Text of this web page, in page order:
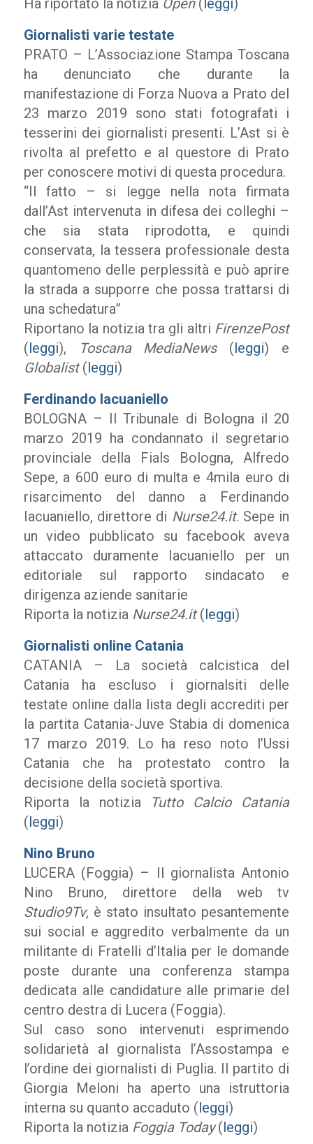
Ha riportato la notizia Open ( leggi)
Giornalisti varie testate
PRATO – L’Associazione Stampa Toscana
ha denunciato che durante la
manifestazione di Forza Nuova a Prato del
23 marzo 2019 sono stati fotografati i
tesserini dei giornalisti presenti. L’Ast si è
rivolta al prefetto e al questore di Prato
per conoscere motivi di questa procedura.
“Il fatto – si legge nella nota firmata
dall’Ast intervenuta in difesa dei colleghi –
che sia stata riprodotta, e quindi
conservata, la tessera professionale desta
quantomeno delle perplessità e può aprire
la strada a supporre che possa trattarsi di
una schedatura”
Riportano la notizia tra gli altri FirenzePost
(leggi), Toscana MediaNews(leggi) e
Globalist(leggi)
Ferdinando Iacuaniello
BOLOGNA – Il Tribunale di Bologna il 20
marzo 2019 ha condannato il segretario
provinciale della Fials Bologna, Alfredo
Sepe, a 600 euro di multa e 4mila euro di
risarcimento del danno a Ferdinando
Iacuaniello, direttore di Nurse24.it. Sepe in
un video pubblicato su facebook aveva
attaccato duramente Iacuaniello per un
editoriale sul rapporto sindacato e
dirigenza aziende sanitarie
Riporta la notizia Nurse24.it(leggi)
Giornalisti online Catania
CATANIA – La società calcistica del
Catania ha escluso i giornalsiti delle
testate online dalla lista degli accrediti per
la partita Catania-Juve Stabia di domenica
17 marzo 2019. Lo ha reso noto l’Ussi
Catania che ha protestato contro la
decisione della società sportiva.
Riporta la notiziaTutto Calcio Catania
(leggi)
Nino Bruno
LUCERA (Foggia) – Il giornalista Antonio
Nino Bruno, direttore della web tv
Studio9Tv, è stato insultato pesantemente
sui social e aggredito verbalmente da un
militante di Fratelli d’Italia per le domande
poste durante una conferenza stampa
dedicata alle candidature alle primarie del
centro destra di Lucera (Foggia).
Sul caso sono intervenuti esprimendo
solidarietà al giornalista l’Assostampa e
l’ordine dei giornalisti di Puglia. Il partito di
Giorgia Meloni ha aperto una istruttoria
interna su quanto accaduto (leggi)
Riporta la notizia Foggia Today(leggi)